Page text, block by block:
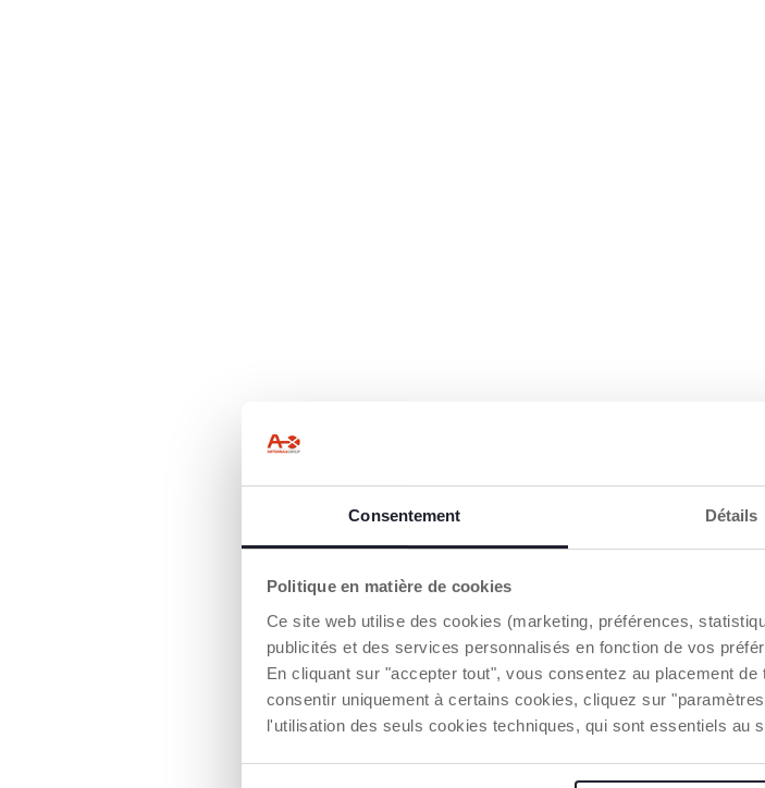
Consentement Détails
Politique en matière de cookies
Ce site web utilise des cookies (marketing, préférences,
publicités et des services personnalisés en fonction de vos
En cliquant sur "accepter tout", vous consentez au placement
consentir uniquement à certains cookies, cliquez sur
l'utilisation des seuls cookies techniques, qui sont essentiels au